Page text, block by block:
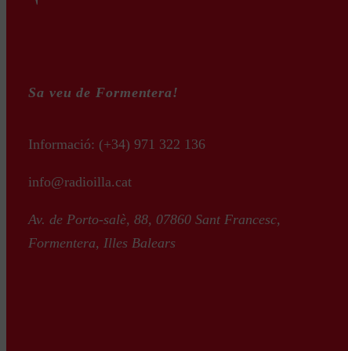
Sa veu de Formentera!
Informació: (+34) 971 322 136
info@radioilla.cat
Av. de Porto-salè, 88, 07860 Sant Francesc,
Formentera, Illes Balears